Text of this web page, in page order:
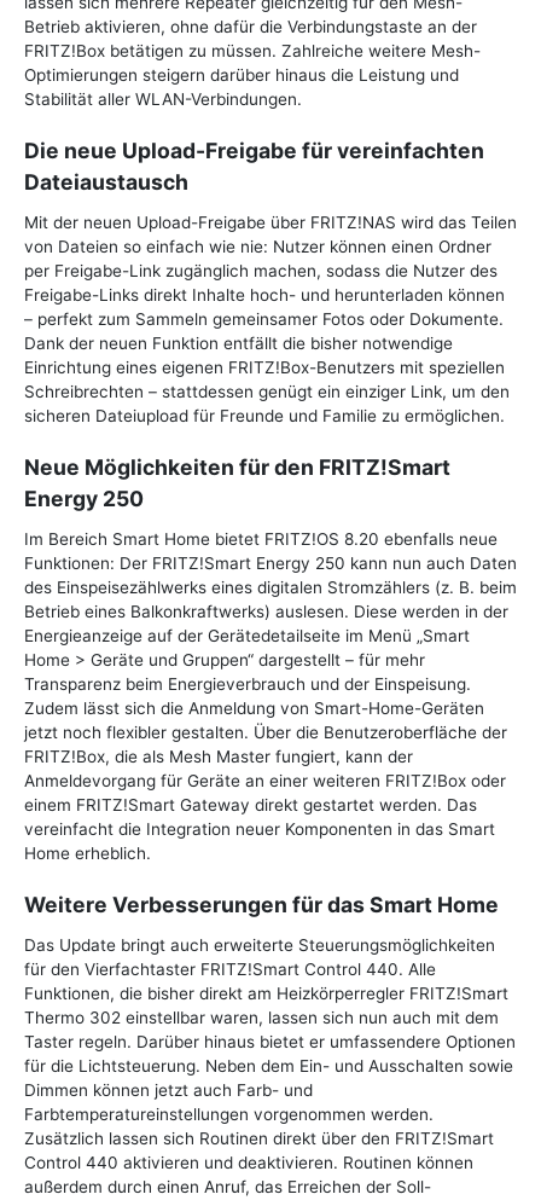
Betrieb aktivieren, ohne dafür die Verbindungstaste an der
FRITZ!Box betätigen zu müssen. Zahlreiche weitere Mesh-
Optimierungen steigern darüber hinaus die Leistung und
Stabilität aller WLAN-Verbindungen.
Die neue Upload-Freigabe für vereinfachten
Dateiaustausch
Mit der neuen Upload-Freigabe über FRITZ!NAS wird das Teilen
von Dateien so einfach wie nie: Nutzer können einen Ordner
per Freigabe-Link zugänglich machen, sodass die Nutzer des
Freigabe-Links direkt Inhalte hoch- und herunterladen können
– perfekt zum Sammeln gemeinsamer Fotos oder Dokumente.
Dank der neuen Funktion entfällt die bisher notwendige
Einrichtung eines eigenen FRITZ!Box-Benutzers mit speziellen
Schreibrechten – stattdessen genügt ein einziger Link, um den
sicheren Dateiupload für Freunde und Familie zu ermöglichen.
Neue Möglichkeiten für den FRITZ!Smart
Energy 250
Im Bereich Smart Home bietet FRITZ!OS 8.20 ebenfalls neue
Funktionen: Der FRITZ!Smart Energy 250 kann nun auch Daten
des Einspeisezählwerks eines digitalen Stromzählers (z. B. beim
Betrieb eines Balkonkraftwerks) auslesen. Diese werden in der
Energieanzeige auf der Gerätedetailseite im Menü „Smart
Home > Geräte und Gruppen“ dargestellt – für mehr
Transparenz beim Energieverbrauch und der Einspeisung.
Zudem lässt sich die Anmeldung von Smart-Home-Geräten
jetzt noch flexibler gestalten. Über die Benutzeroberfläche der
FRITZ!Box, die als Mesh Master fungiert, kann der
Anmeldevorgang für Geräte an einer weiteren FRITZ!Box oder
einem FRITZ!Smart Gateway direkt gestartet werden. Das
vereinfacht die Integration neuer Komponenten in das Smart
Home erheblich.
Weitere Verbesserungen für das Smart Home
Das Update bringt auch erweiterte Steuerungsmöglichkeiten
für den Vierfachtaster FRITZ!Smart Control 440. Alle
Funktionen, die bisher direkt am Heizkörperregler FRITZ!Smart
Thermo 302 einstellbar waren, lassen sich nun auch mit dem
Taster regeln. Darüber hinaus bietet er umfassendere Optionen
für die Lichtsteuerung. Neben dem Ein- und Ausschalten sowie
Dimmen können jetzt auch Farb- und
Farbtemperatureinstellungen vorgenommen werden.
Zusätzlich lassen sich Routinen direkt über den FRITZ!Smart
Control 440 aktivieren und deaktivieren. Routinen können
außerdem durch einen Anruf, das Erreichen der Soll-